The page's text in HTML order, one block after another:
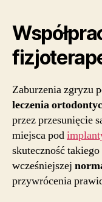
Zaburzenia zgryzu
leczenia
przez przesunięcie
miejsca pod
skuteczność
wcześniejszej
przywrócenia